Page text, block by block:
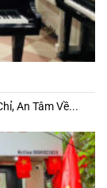
An Tâm Về...